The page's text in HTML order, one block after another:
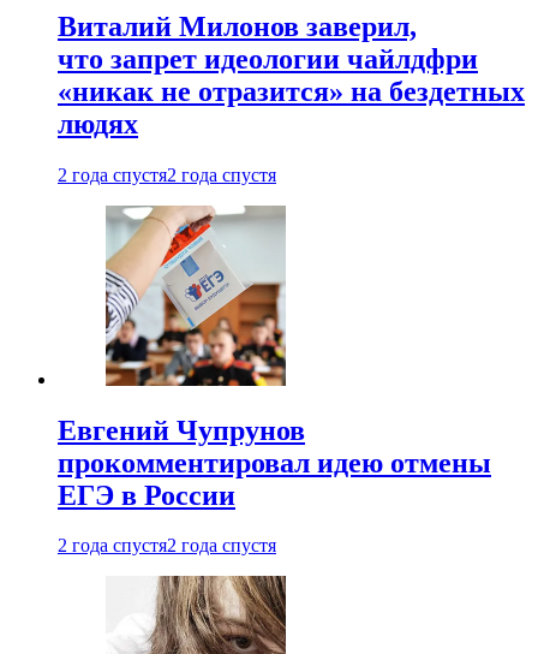
Виталий Милонов заверил,
что запрет идеологии чайлдфри
«никак не отразится» на бездетных
людях
2 года спустя2 года спустя
Евгений Чупрунов
прокомментировал идею отмены
ЕГЭ в России
2 года спустя2 года спустя